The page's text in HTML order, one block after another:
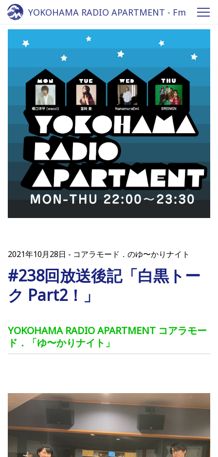
YOKOHAMA RADIO APARTMENT - Fm
yokohama 84.7
2021年10月28日 コアラモード．のゆ〜かりナイト
#238回放送後記「白黒トー
ク Part2！」
YOKOHAMA RADIO APARTMENT コアラモー
ド．「ゆ〜かりナイト」